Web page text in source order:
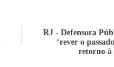
RJ - Defensora
‘rever o
retorno à